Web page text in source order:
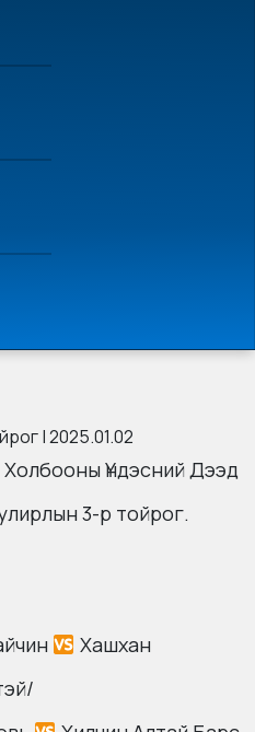
| 2025.01.02
Үндэсний Дээд
3-р тойрог.
Хашхан